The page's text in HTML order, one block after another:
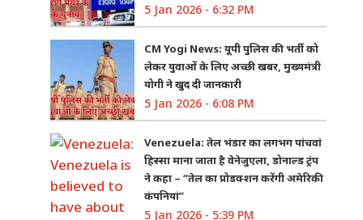
5 Jan 2026 - 6:32 PM
CM Yogi News: यूपी पुलिस की भर्ती को
लेकर युवाओं के लिए अच्छी खबर, मुख्यमंत्री
योगी ने खुद दी जानकारी
5 Jan 2026 - 6:08 PM
Venezuela: तेल भंडार का लगभग पांचवां
हिस्सा माना जाता है वेनेजुएला, डोनाल्ड ट्रंप
ने कहा – “तेल का प्रोडक्शन करेंगी अमेरिकी
कंपनियां”
5 Jan 2026 - 5:39 PM